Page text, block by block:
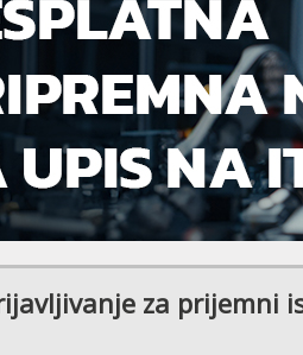
za prijemni